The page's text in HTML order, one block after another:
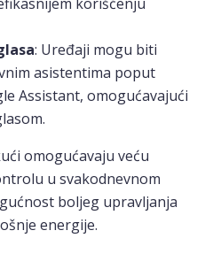
: Uređaji mogu biti
asistentima poput
Assistant, omogućavajući
omogućavaju veću
u svakodnevnom
boljeg upravljanja
energije.